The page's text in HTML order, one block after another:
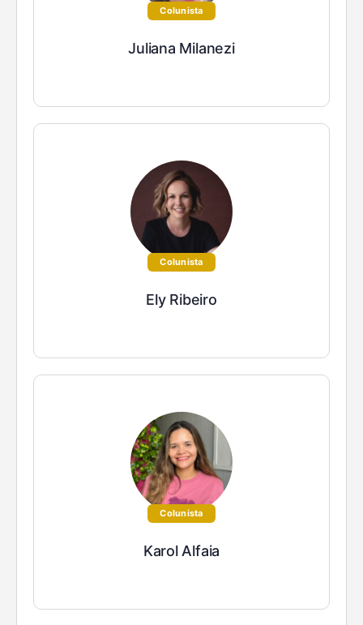
Colunista
Juliana Milanezi
Colunista
Ely Ribeiro
Colunista
Karol Alfaia